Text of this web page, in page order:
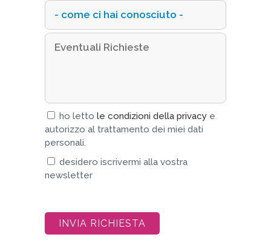
ho letto le condizioni della privacy e
autorizzo al trattamento dei miei dati
personali.
desidero iscrivermi alla vostra
newsletter